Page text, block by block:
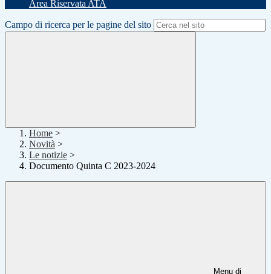
Area Riservata ATA
Campo di ricerca per le pagine del sito
Home >
Novità >
Le notizie >
Documento Quinta C 2023-2024
Menu di